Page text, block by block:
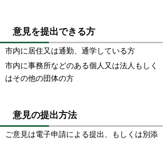
意見を提出できる方
市内に居住又は通勤、通学している方
市内に事務所などのある個人又は法人もしく
はその他の団体の方
意見の提出方法
ご意見は電子申請による提出、もしくは別添